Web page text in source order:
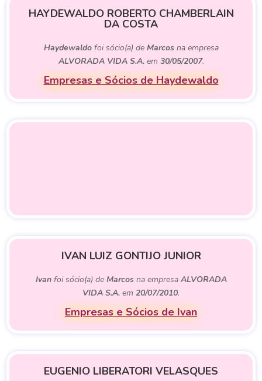
HAYDEWALDO ROBERTO CHAMBERLAIN
DA COSTA
Haydewaldofoi sócio(a) de Marcosna empresa
ALVORADA VIDA S.A.em 30/05/2007.
Empresas e Sócios de Haydewaldo
IVAN LUIZ GONTIJO JUNIOR
Ivanfoi sócio(a) de Marcosna empresa ALVORADA
VIDA S.A. em 20/07/2010.
Empresas e Sócios de Ivan
EUGENIO LIBERATORI VELASQUES